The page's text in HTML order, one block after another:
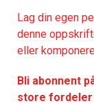
Lag din egen
denne
eller
Bli abonnent
store fordeler